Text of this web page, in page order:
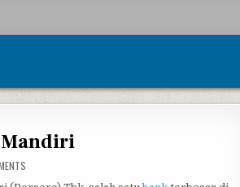
Mandiri
ON LOWONGAN KERJA BANK MANDIRI